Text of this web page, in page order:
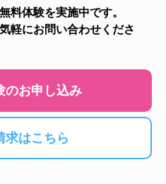
料体験を実施中です。
軽にお問い合わせくださ
のお申し込み
求はこちら